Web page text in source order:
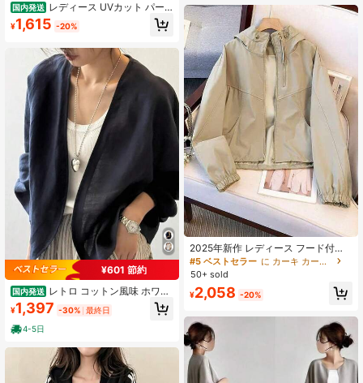
国内発送 レディース UVカット パー
カー ショート丈 薄手 長袖 紫外線対
策 冷感 軽量 通気性 日焼け防止 夏新
¥1,615 -20%
¥601 節約
国内発送 レトロ コットン風味 ホワイ
トシャツアウター レディース 夏 長
袖 ゆったり 薄手 UVカット デザイン
羽織り トップス
¥1,397 -30% 最終日
4-5日
アル デイリーユース コーディネート
主役 アウター
2025年新作 レディース フード付き
ユーティリティウインドブレーカー
ジャケット、ルーズフィット ショー
ト丈、小柄な方、アウトドア、春秋
シーズンに適しています
#5 ベストセラー
に カーキ カーキ色のアウター
50+ sold
¥2,058 -20%